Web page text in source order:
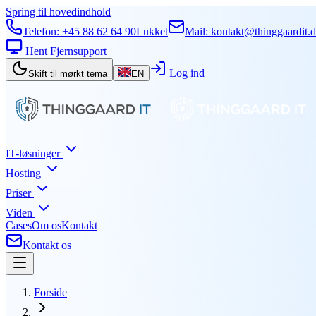
Spring til hovedindhold
Telefon: +45 88 62 64 90Lukket Mail:
Hent Fjernsupport
Skift til mørkt tema EN Log ind
IT-løsninger
Hosting
Priser
Viden
CasesOm osKontakt
Kontakt os
Forside